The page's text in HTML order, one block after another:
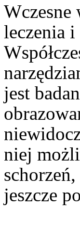
leczenia
jest
niej
jeszcze